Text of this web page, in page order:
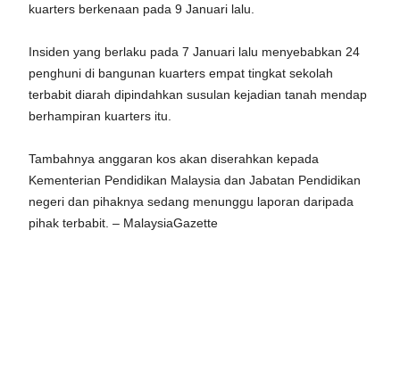
kuarters berkenaan pada 9 Januari lalu.
Insiden yang berlaku pada 7 Januari lalu menyebabkan 24
penghuni di bangunan kuarters empat tingkat sekolah
terbabit diarah dipindahkan susulan kejadian tanah mendap
berhampiran kuarters itu.
Tambahnya anggaran kos akan diserahkan kepada
Kementerian Pendidikan Malaysia dan Jabatan Pendidikan
negeri dan pihaknya sedang menunggu laporan daripada
pihak terbabit. – MalaysiaGazette